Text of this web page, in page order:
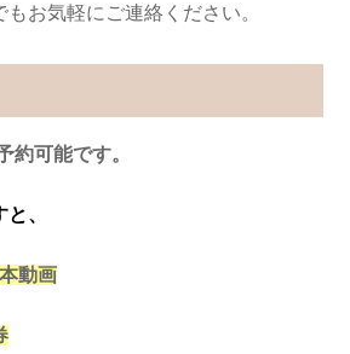
お気軽にご連絡ください。
約可能です。
、
動画